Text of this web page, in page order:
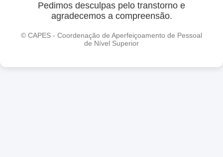
Pedimos desculpas pelo transtorno e
agradecemos a compreensão.
© CAPES - Coordenação de Aperfeiçoamento de Pessoal
de Nível Superior